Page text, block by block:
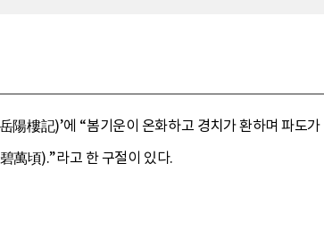
陽樓記)’에 “봄기운이 온화하고 경치가 환하며 파도
萬頃).”라고 한 구절이 있다.